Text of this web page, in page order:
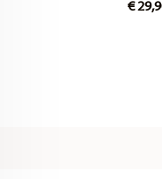
€